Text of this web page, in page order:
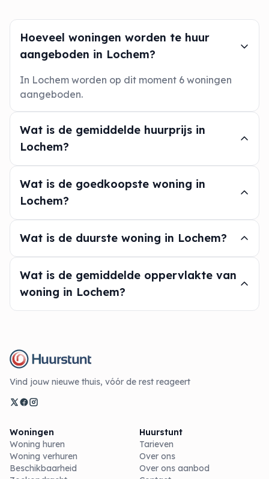
Hoeveel woningen worden te huur
aangeboden in Lochem?
In Lochem worden op dit moment 6 woningen
aangeboden.
Wat is de gemiddelde huurprijs in
Lochem?
Wat is de goedkoopste woning in
Lochem?
Wat is de duurste woning in Lochem?
Wat is de gemiddelde oppervlakte van
woning in Lochem?
Vind jouw nieuwe thuis, vóór de rest reageert
Woningen
Woning huren
Woning verhuren
Beschikbaarheid
Huurstunt
Tarieven
Over ons
Over ons aanbod